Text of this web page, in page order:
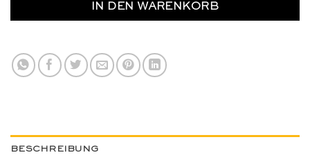
IN DEN WARENKORB
BESCHREIBUNG